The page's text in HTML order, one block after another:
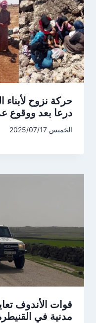
حركة نزوح لأبناء
درعا بعد ووقوع
الخميس 2025/07/17
قوات الأندوف
مدنية في